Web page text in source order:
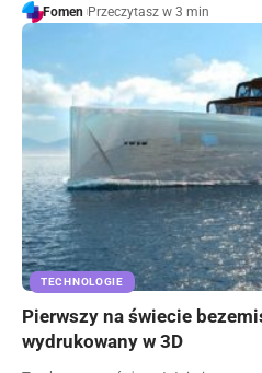
Fomen Przeczytasz w 3 min
TECHNOLOGIE
Pierwszy na świecie
wydrukowany w 3D